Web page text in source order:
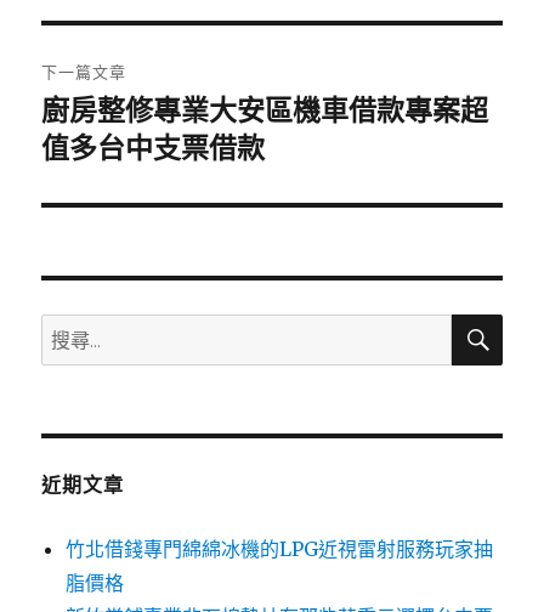
覽
文
章:
下一篇文章
下
一
文
廚房整修專業大安區機車借款專案超
值多台中支票借款
搜
尋
鍵
搜
近期文章
竹北借錢專門綿綿冰機的LPG近視雷射服務玩家抽
脂價格